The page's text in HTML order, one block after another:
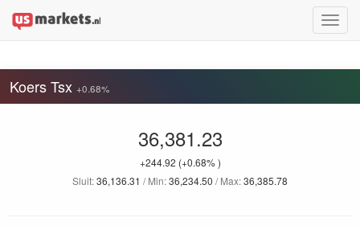
Toggle
Koers Tsx +0.68%
36,381.23
+244.92 (+0.68% )
Sluit:36,136.31 / Min:36,234.50 / Max:36,385.78